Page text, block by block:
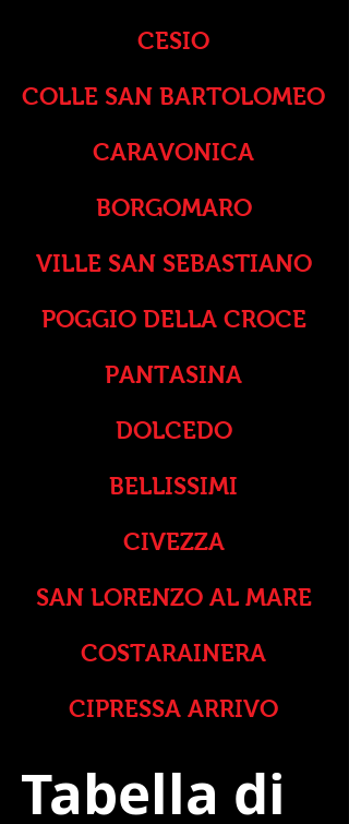
CESIO
COLLE SAN BARTOLOMEO
CARAVONICA
BORGOMARO
VILLE SAN SEBASTIANO
POGGIO DELLA CROCE
PANTASINA
DOLCEDO
BELLISSIMI
CIVEZZA
SAN LORENZO AL MARE
COSTARAINERA
CIPRESSA ARRIVO
Tabella di